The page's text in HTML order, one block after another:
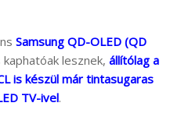
Samsung QD-OLED (QD
lesznek, állítólag a
is készül már tintasugaras
TV-ivel.